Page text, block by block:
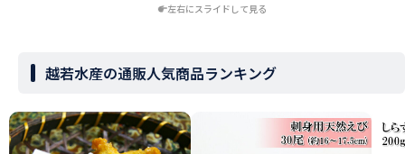
左右にスライドして見る
越若水産の通販人気商品ランキング